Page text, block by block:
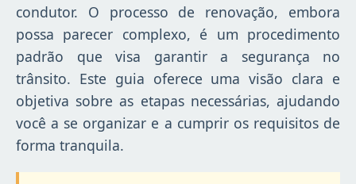
condutor. O processo de renovação, embora
possa parecer complexo, é um procedimento
padrão que visa garantir a segurança no
trânsito. Este guia oferece uma visão clara e
objetiva sobre as etapas necessárias, ajudando
você a se organizar e a cumprir os requisitos de
forma tranquila.